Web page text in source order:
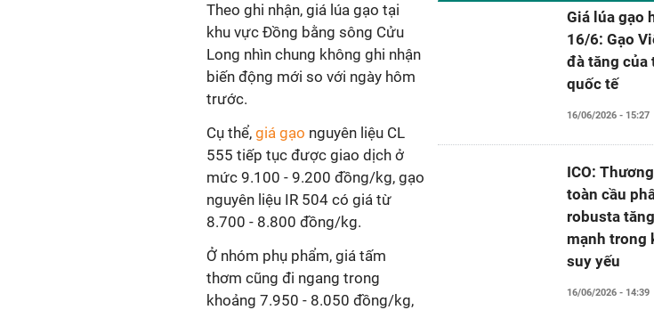
Giá lúa gạo
16/6: Gạo
đà tăng của
quốc tế
16/06/2026 - 15:27
ICO:
toàn cầu
robusta
mạnh trong
suy yếu
16/06/2026 - 14:39
Theo ghi nhận, giá lúa gạo tại
khu vực Đồng bằng sông Cửu
Long nhìn chung không ghi nhận
biến động mới so với ngày hôm
trước.
Cụ thể, giá gạo nguyên liệu CL
555 tiếp tục được giao dịch ở
mức 9.100 - 9.200 đồng/kg, gạo
nguyên liệu IR 504 có giá từ
8.700 - 8.800 đồng/kg.
Ở nhóm phụ phẩm, giá tấm
thơm cũng đi ngang trong
khoảng 7.950 - 8.050 đồng/kg,